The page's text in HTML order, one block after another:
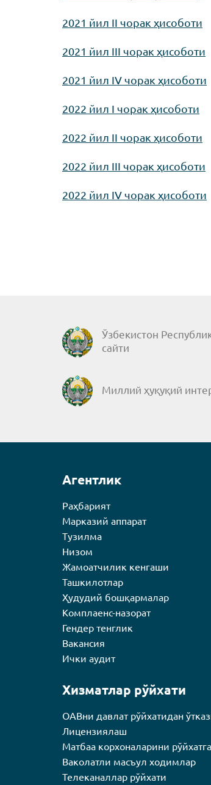
2021 йил II чорак ҳисоботи
2021 йил III чорак ҳисоботи
2021 йил IV чорак ҳисоботи
2022 йил I чорак ҳисоботи
2022 йил II чорак ҳисоботи
2022 йил III чорак ҳисоботи
2022 йил IV чорак ҳисоботи
Ўзбекистон
сайти
Миллий ҳуқуқий
Агентлик
Раҳбарият
Марказий аппарат
Тузилма
Низом
Жамоатчилик кенгаши
Ташкилотлар
Ҳудудий бошқармалар
Комплаенс-назорат
Гендер тенглик
Вакансия
Ички аудит
Хизматлар рўйхати
ОАВни давлат рўйхатидан
Лицензиялаш
Матбаа корхоналарини
Ваколатли масъул ходимлар
Телеканаллар рўйхати